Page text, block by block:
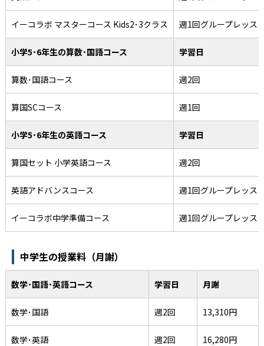
イーコラボ マスターコース Kids2･3クラス 週1回グループレッス
小学5･6年生の算数･国語コース 学習日
算数･国語コース 週2回
算国SCコース 週1回
小学5･6年生の英語コース 学習日
算国セット 小学英語コース 週2回
英語アドバンスコース 週1回グループレッス
イーコラボ中学準備コース 週1回グループレッス
中学生の授業料（月謝）
数学･国語･英語コース 学習日 月謝
数学･国語 週2回 13,310円
数学･英語 週2回 16,280円